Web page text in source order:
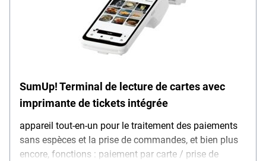
SumUp! Terminal de lecture de cartes avec
imprimante de tickets intégrée
appareil tout-en-un pour le traitement des paiements
sans espèces et la prise de commandes, et bien plus
encore, fonctions : paiement par carte / prise de